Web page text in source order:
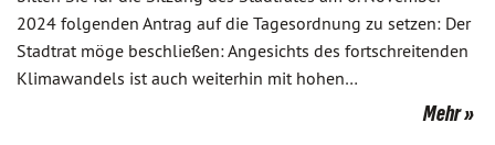
2024 folgenden Antrag auf die Tagesordnung zu setzen: Der
Stadtrat möge beschließen: Angesichts des fortschreitenden
Klimawandels ist auch weiterhin mit hohen…
Mehr